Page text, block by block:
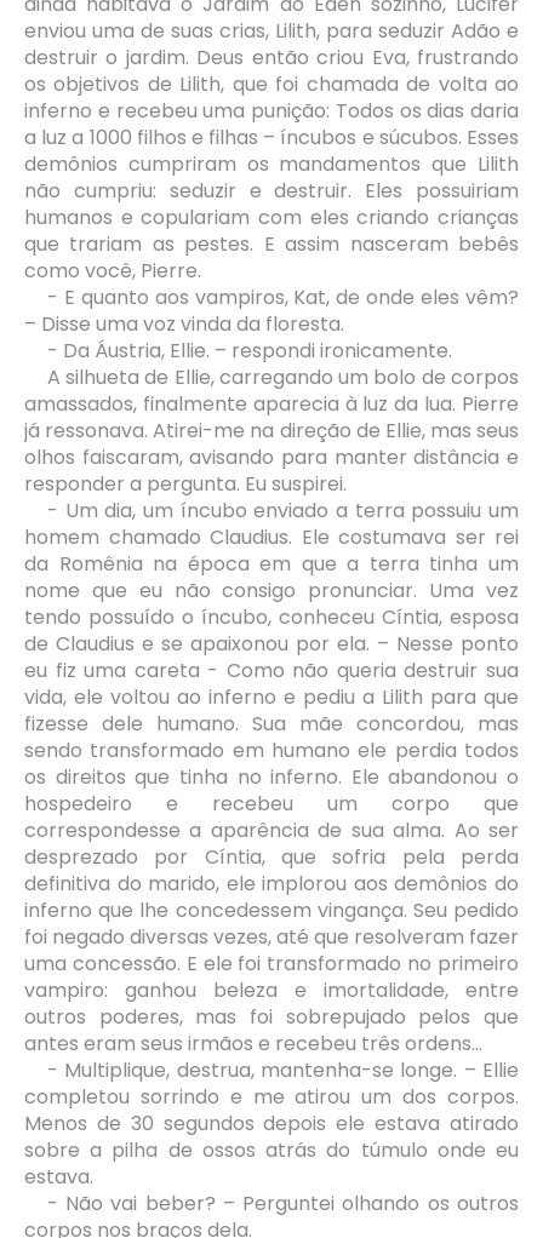
enviou uma de suas crias, Lilith, para seduzir Adão e
destruir o jardim. Deus então criou Eva, frustrando
os objetivos de Lilith, que foi chamada de volta ao
inferno e recebeu uma punição: Todos os dias daria
a luz a 1000 filhos e filhas – íncubos e súcubos. Esses
demônios cumpriram os mandamentos que Lilith
não cumpriu: seduzir e destruir. Eles possuiriam
humanos e copulariam com eles criando crianças
que trariam as pestes. E assim nasceram bebês
como você, Pierre.
- E quanto aos vampiros, Kat, de onde eles vêm?
– Disse uma voz vinda da floresta.
- Da Áustria, Ellie. – respondi ironicamente.
A silhueta de Ellie, carregando um bolo de corpos
amassados, finalmente aparecia à luz da lua. Pierre
já ressonava. Atirei-me na direção de Ellie, mas seus
olhos faiscaram, avisando para manter distância e
responder a pergunta. Eu suspirei.
- Um dia, um íncubo enviado a terra possuiu um
homem chamado Claudius. Ele costumava ser rei
da Romênia na época em que a terra tinha um
nome que eu não consigo pronunciar. Uma vez
tendo possuído o íncubo, conheceu Cíntia, esposa
de Claudius e se apaixonou por ela. – Nesse ponto
eu fiz uma careta - Como não queria destruir sua
vida, ele voltou ao inferno e pediu a Lilith para que
fizesse dele humano. Sua mãe concordou, mas
sendo transformado em humano ele perdia todos
os direitos que tinha no inferno. Ele abandonou o
hospedeiro e recebeu um corpo que
correspondesse a aparência de sua alma. Ao ser
desprezado por Cíntia, que sofria pela perda
definitiva do marido, ele implorou aos demônios do
inferno que lhe concedessem vingança. Seu pedido
foi negado diversas vezes, até que resolveram fazer
uma concessão. E ele foi transformado no primeiro
vampiro: ganhou beleza e imortalidade, entre
outros poderes, mas foi sobrepujado pelos que
antes eram seus irmãos e recebeu três ordens...
- Multiplique, destrua, mantenha-se longe. – Ellie
completou sorrindo e me atirou um dos corpos.
Menos de 30 segundos depois ele estava atirado
sobre a pilha de ossos atrás do túmulo onde eu
estava.
- Não vai beber? – Perguntei olhando os outros
corpos nos braços dela.